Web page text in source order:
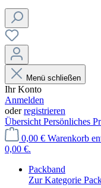
Menü schließen
Ihr Konto
Anmelden
oderregistrieren
Übersicht Persönliches
0,00 € Warenkorb
0,00 €.
Packband
Zur Kategorie